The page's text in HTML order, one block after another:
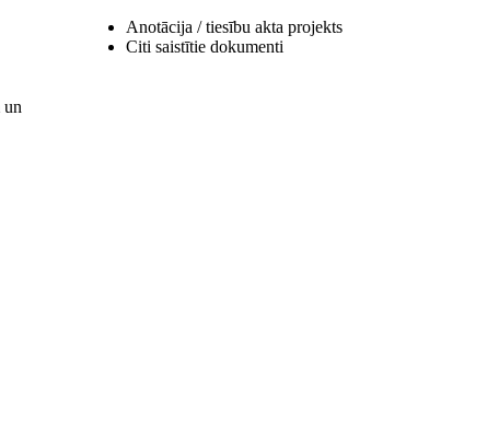
un
Anotācija / tiesību akta projekts
Citi saistītie dokumenti